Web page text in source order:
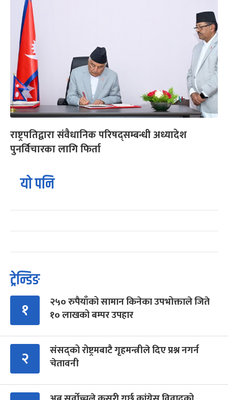
राष्ट्रपतिद्वारा संवैधानिक परिषद्सम्बन्धी अध्यादेश
पुनर्विचारका लागि फिर्ता
यो पनि
ट्रेन्डिङ
१
२५० रुपैयाँको सामान किनेका उपभोक्ताले जिते
१० लाखको बम्पर उपहार
२
संसद्को रोष्ट्रमबाटै गृहमन्त्रीले दिए प्रश्न नगर्न
चेतावनी